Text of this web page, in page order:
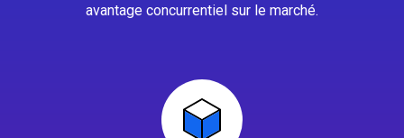
avantage concurrentiel sur le marché.